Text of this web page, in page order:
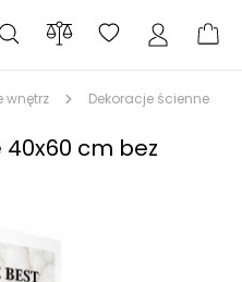
wnętrz Dekoracje ścienne
cm bez